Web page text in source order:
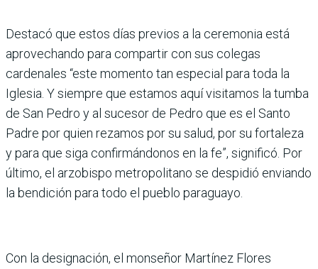
Destacó que estos días previos a la ceremonia está
aprovechando para compartir con sus colegas
cardenales “este momento tan especial para toda la
Iglesia. Y siempre que estamos aquí visitamos la tumba
de San Pedro y al sucesor de Pedro que es el Santo
Padre por quien rezamos por su salud, por su fortaleza
y para que siga confirmándonos en la fe”, significó. Por
último, el arzobispo metropolitano se despidió enviando
la bendición para todo el pueblo paraguayo.
Con la designación, el monseñor Martínez Flores